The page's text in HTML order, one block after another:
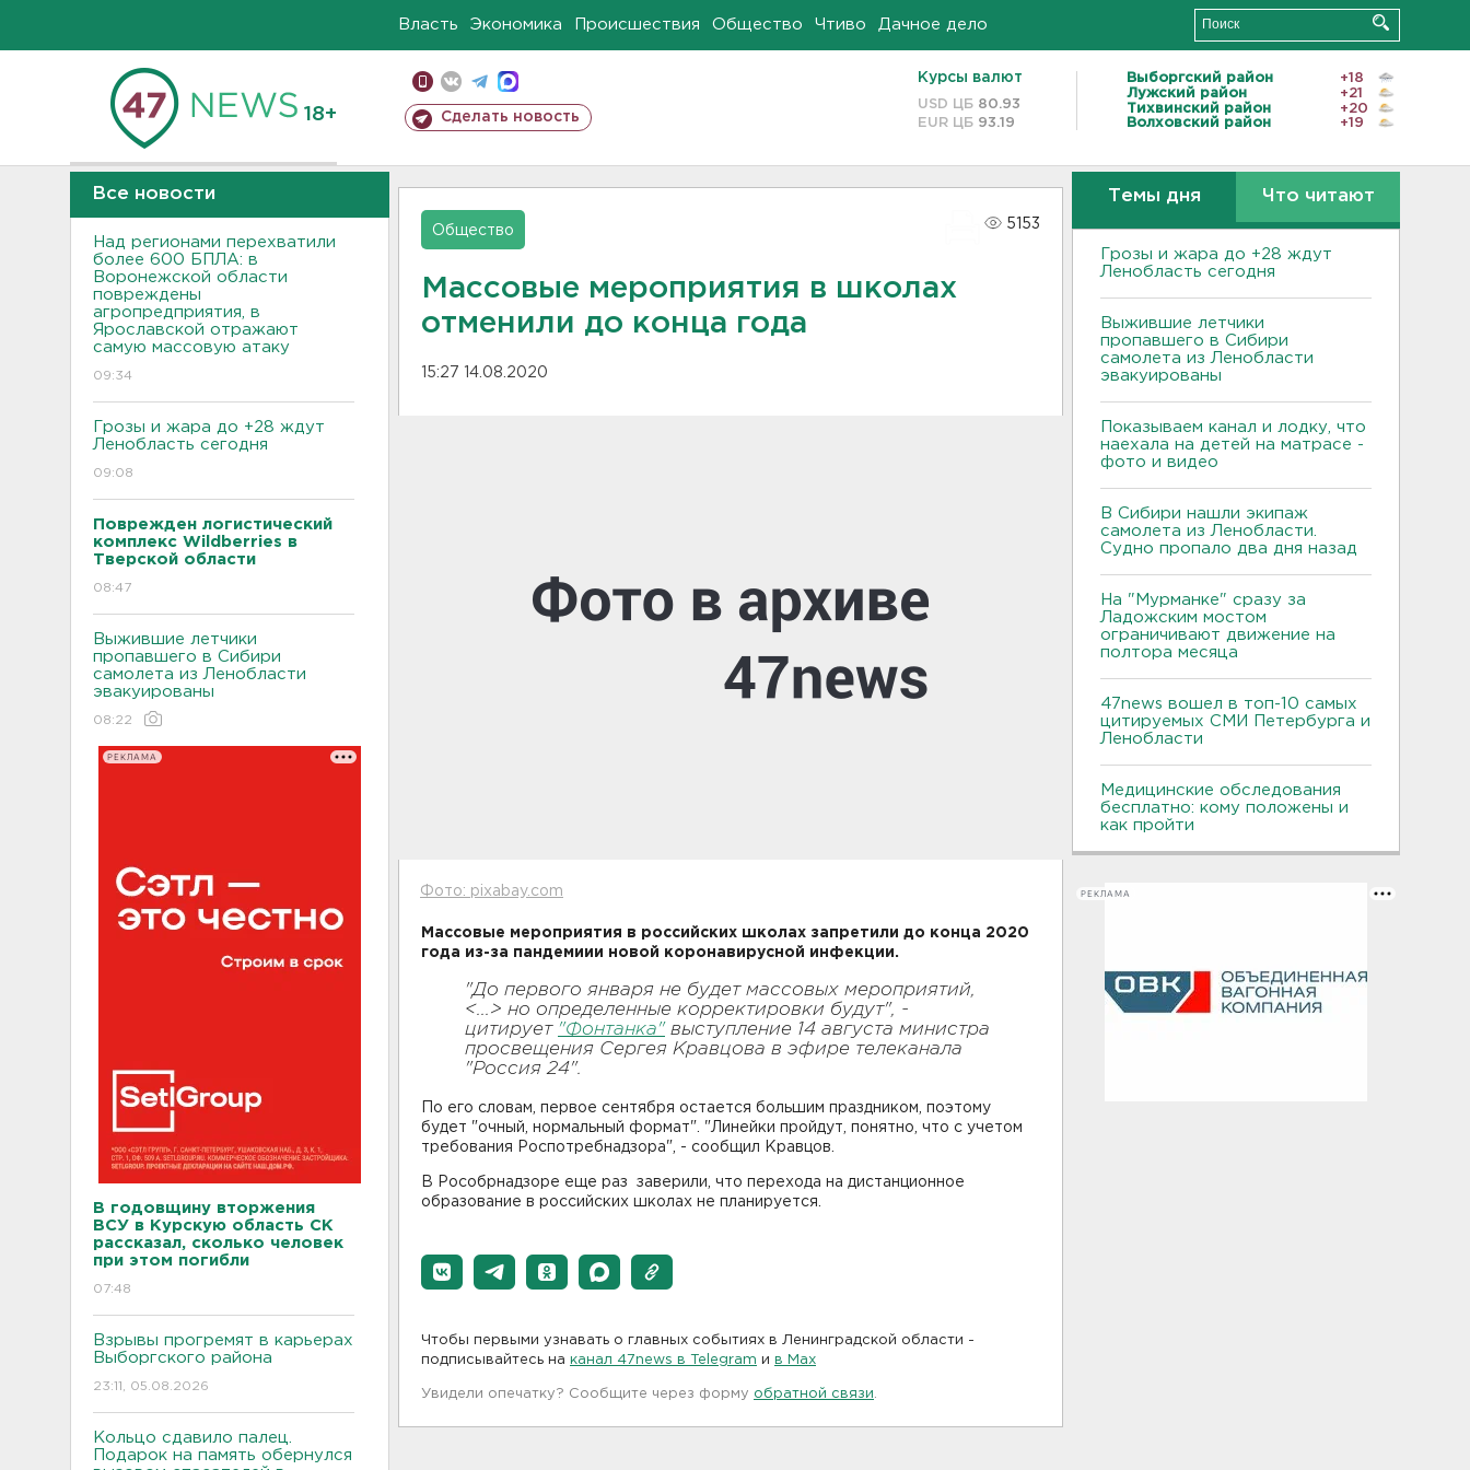
Власть Экономика Происшествия Общество Чтиво Дачное дело
18+ Сделать новость
Курсы валют
USD ЦБ 80.93
EUR ЦБ 93.19
Выборгский район
+18
Лужский район
+21
Тихвинский район
+20
Волховский район
+19
Все новости
Над регионами перехватили
более 600 БПЛА: в
Воронежской области
повреждены
агропредприятия, в
Ярославской отражают
самую массовую атаку
09:34
Грозы и жара до +28 ждут
Ленобласть сегодня
09:08
Поврежден логистический
комплекс Wildberries в
Тверской области
08:47
Выжившие летчики
пропавшего в Сибири
самолета из Ленобласти
эвакуированы
08:22
РЕКЛАМА
В годовщину вторжения
ВСУ в Курскую область СК
рассказал, сколько человек
при этом погибли
07:48
Взрывы прогремят в карьерах
Выборгского района
23:11, 05.08.2026
Кольцо сдавило палец.
Подарок на память обернулся
Общество
5153
Массовые мероприятия в школах
отменили до конца года
15:27 14.08.2020
Фото: pixabay.com
Массовые мероприятия в российских школах запретили до конца 2020
года из-за пандемиии новой коронавирусной инфекции.
"До первого января не будет массовых мероприятий,
<...> но определенные корректировки будут", -
цитирует "Фонтанка" выступление 14 августа министра
просвещения Сергея Кравцова в эфире телеканала
"Россия 24".
По его словам, первое сентября остается большим праздником, поэтому
будет "очный, нормальный формат". "Линейки пройдут, понятно, что с учетом
требования Роспотребнадзора", - сообщил Кравцов.
В Рособрнадзоре еще раз заверили, что перехода на дистанционное
образование в российских школах не планируется.
Чтобы первыми узнавать о главных событиях в Ленинградской области -
подписывайтесь на канал 47news в Telegram и в Maх
Увидели опечатку? Сообщите через форму обратной связи
Темы дня Что читают
Грозы и жара до +28 ждут
Ленобласть сегодня
Выжившие летчики
пропавшего в Сибири
самолета из Ленобласти
эвакуированы
Показываем канал и лодку, что
наехала на детей на матрасе -
фото и видео
В Сибири нашли экипаж
самолета из Ленобласти.
Судно пропало два дня назад
На "Мурманке" сразу за
Ладожским мостом
ограничивают движение на
полтора месяца
47news вошел в топ-10 самых
цитируемых СМИ Петербурга и
Ленобласти
Медицинские обследования
бесплатно: кому положены и
как пройти
РЕКЛАМА